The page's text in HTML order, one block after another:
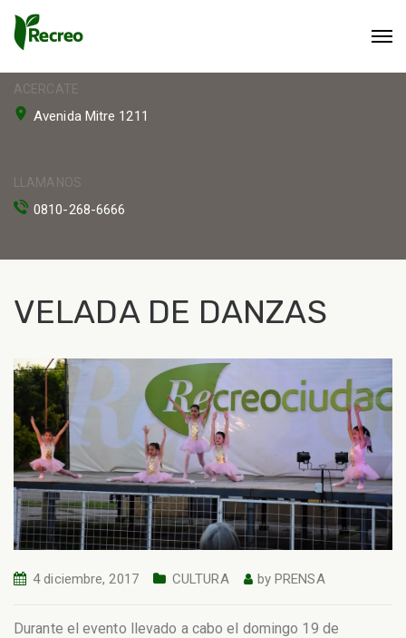
ACERCATE
Avenida Mitre 1211
LLAMANOS
0810-268-6666
VELADA DE DANZAS
4 diciembre, 2017 CULTURA byPRENSA
Durante el evento llevado a cabo el domingo 19 de